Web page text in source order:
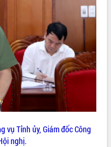
vụ Tỉnh ủy, Giám đốc Công
nghị.